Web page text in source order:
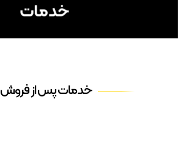
خدمات پس از فروش